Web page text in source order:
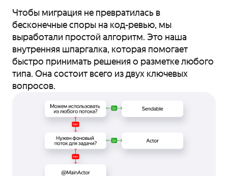
Чтобы миграция не превратилась в
бесконечные споры на код-ревью, мы
выработали простой алгоритм. Это наша
внутренняя шпаргалка, которая помогает
быстро принимать решения о разметке любого
типа. Она состоит всего из двух ключевых
вопросов.